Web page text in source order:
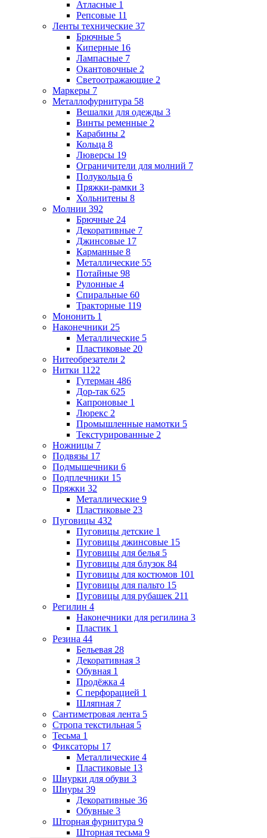
Атласные 1
Репсовые 11
Ленты технические 37
Брючные 5
Киперные 16
Лампасные 7
Окантовочные 2
Светоотражающие 2
Маркеры 7
Металлофурнитура 58
Вешалки для одежды 3
Винты ременные 2
Карабины 2
Кольца 8
Люверсы 19
Ограничители для молний 7
Полукольца 6
Пряжки-рамки 3
Хольнитены 8
Молнии 392
Брючные 24
Декоративные 7
Джинсовые 17
Карманные 8
Металлические 55
Потайные 98
Рулонные 4
Спиральные 60
Тракторные 119
Мононить 1
Наконечники 25
Металлические 5
Пластиковые 20
Нитеобрезатели 2
Нитки 1122
Гутерман 486
Дор-так 625
Капроновые 1
Люрекс 2
Промышленные намотки 5
Текстурированные 2
Ножницы 7
Подвязы 17
Подмышечники 6
Подплечники 15
Пряжки 32
Металлические 9
Пластиковые 23
Пуговицы 432
Пуговицы детские 1
Пуговицы джинсовые 15
Пуговицы для белья 5
Пуговицы для блузок 84
Пуговицы для костюмов 101
Пуговицы для пальто 15
Пуговицы для рубашек 211
Регилин 4
Наконечники для регилина 3
Пластик 1
Резина 44
Бельевая 28
Декоративная 3
Обувная 1
Продёжка 4
С перфорацией 1
Шляпная 7
Сантиметровая лента 5
Стропа текстильная 5
Тесьма 1
Фиксаторы 17
Металлические 4
Пластиковые 13
Шнурки для обуви 3
Шнуры 39
Декоративные 36
Обувные 3
Шторная фурнитура 9
Шторная тесьма 9